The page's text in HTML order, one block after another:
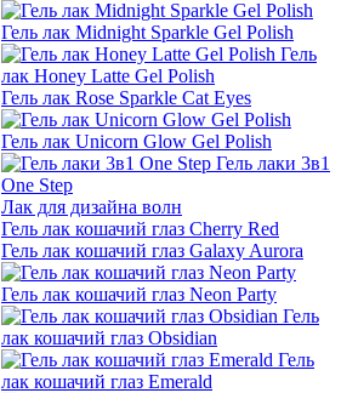
Гель лак Midnight Sparkle Gel Polish
Гель
лак Honey Latte Gel Polish
Гель лак Rose Sparkle Cat Eyes
Гель лак Unicorn Glow Gel Polish
Гель лаки 3в1
One Step
Лак для дизайна волн
Гель лак кошачий глаз Cherry Red
Гель лак кошачий глаз Galaxy Aurora
Гель лак кошачий глаз Neon Party
Гель
лак кошачий глаз Obsidian
Гель
лак кошачий глаз Emerald